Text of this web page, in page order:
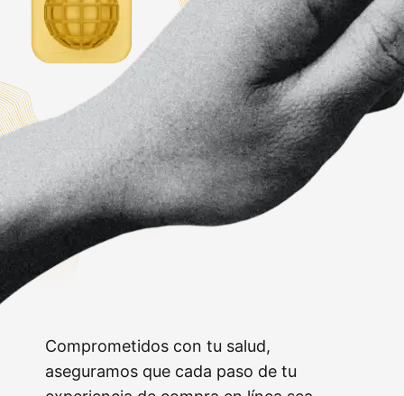
Comprometidos con tu salud,
aseguramos que cada paso de tu